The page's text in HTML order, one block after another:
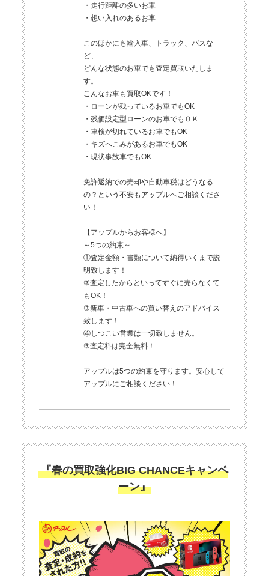
・走行距離の多いお車
・想い入れのあるお車
このほかにも輸入車、トラック、バスな
ど、
どんな状態のお車でも査定買取いたしま
す。
こんなお車も買取OKです！
・ローンが残っているお車でもOK
・残価設定型ローンのお車でもＯＫ
・車検が切れているお車でもOK
・キズへこみがあるお車でもOK
・現状事故車でもOK
免許返納での売却や自動車税はどうなる
の？という不安もアップルへご相談くださ
い！
【アップルからお客様へ】
～5つの約束～
①査定金額・書類について納得いくまで説
明致します！
②査定したからといってすぐに売らなくて
もOK！
③新車・中古車への買い替えのアドバイス
致します！
④しつこい営業は一切致しません。
⑤査定料は完全無料！
アップルは5つの約束を守ります。安心して
アップルにご相談ください！
『春の買取強化BIG CHANCEキャンペ
ーン』